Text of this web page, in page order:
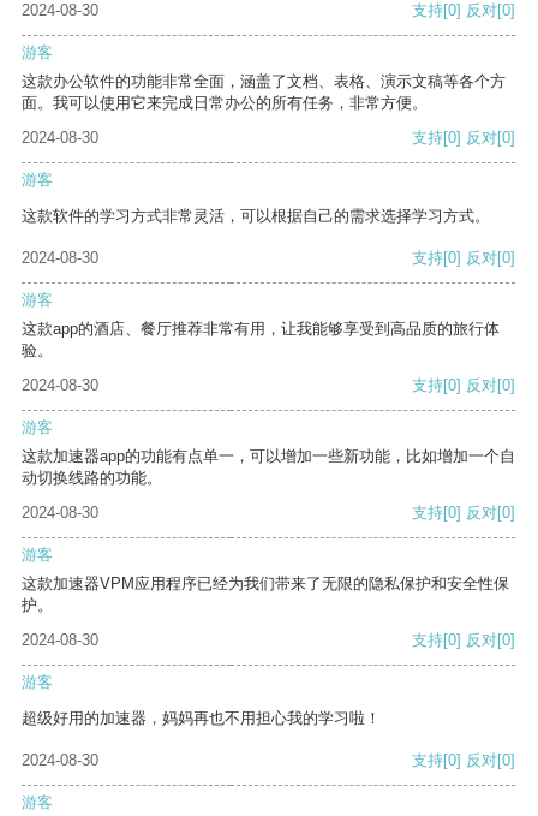
2024-08-30
支持[0] 反对[0]
游客
这款办公软件的功能非常全面，涵盖了文档、表格、演示文稿等各个方
面。我可以使用它来完成日常办公的所有任务，非常方便。
2024-08-30
支持[0] 反对[0]
游客
这款软件的学习方式非常灵活，可以根据自己的需求选择学习方式。
2024-08-30 支持[0] 反对[0]
游客
这款app的酒店、餐厅推荐非常有用，让我能够享受到高品质的旅行体
验。
2024-08-30
支持[0] 反对[0]
游客
这款加速器app的功能有点单一，可以增加一些新功能，比如增加一个自
动切换线路的功能。
2024-08-30
支持[0] 反对[0]
游客
这款加速器VPM应用程序已经为我们带来了无限的隐私保护和安全性保
护。
2024-08-30
支持[0] 反对[0]
游客
超级好用的加速器，妈妈再也不用担心我的学习啦！
2024-08-30 支持[0] 反对[0]
游客